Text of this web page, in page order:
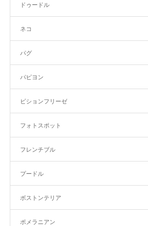
ドゥードル
ネコ
パグ
パピヨン
ビションフリーゼ
フォトスポット
フレンチブル
プードル
ボストンテリア
ポメラニアン